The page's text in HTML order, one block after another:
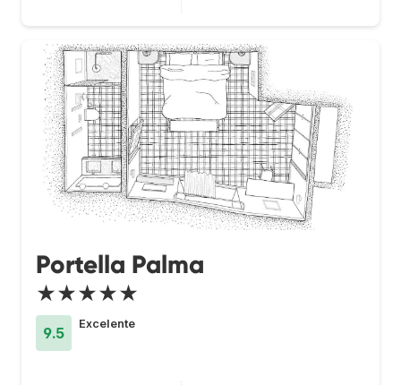
Portella Palma
★★★★★
9.5
Excelente